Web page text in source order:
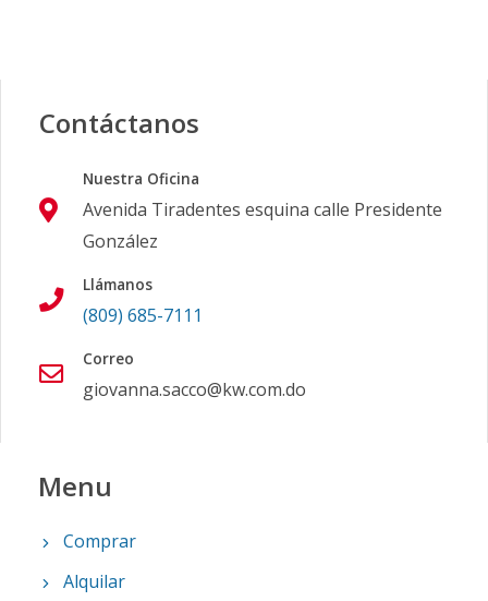
Contáctanos
Nuestra Oficina
Avenida Tiradentes esquina calle Presidente
González
Llámanos
(809) 685-7111
Correo
giovanna.sacco@kw.com.do
Menu
Comprar
Alquilar